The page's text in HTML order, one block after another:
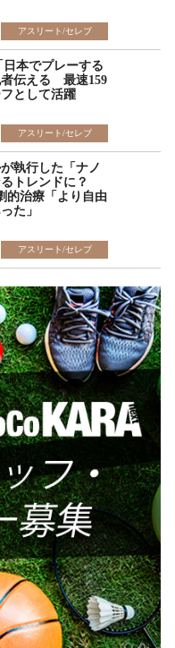
アスリート/セレブ
本でプレーする
者伝える 最速159
として活躍
アスリート/セレブ
執行した「ナノ
るトレンドに？
的治療「より自由
た」
アスリート/セレブ